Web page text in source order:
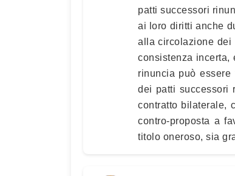
patti successori
ai loro diritti anche
alla circolazione dei
consistenza incerta,
rinuncia può
dei patti successori
contratto bilaterale,
contro-proposta a
titolo oneroso, sia